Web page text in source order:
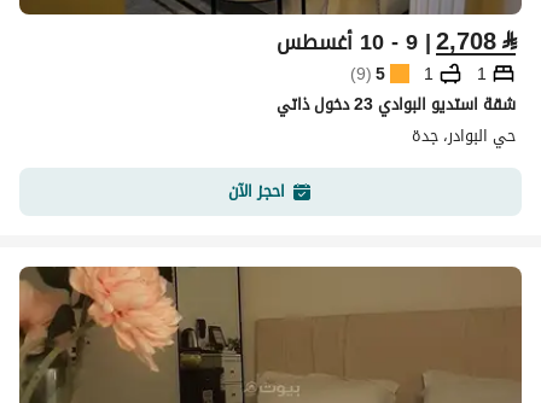
⃁
2,708| 9 - 10 أغسطس
1
1
5
(
9
)
شقة استديو البوادي 23 دخول ذاتي
حي البوادر، جدة
احجز الآن